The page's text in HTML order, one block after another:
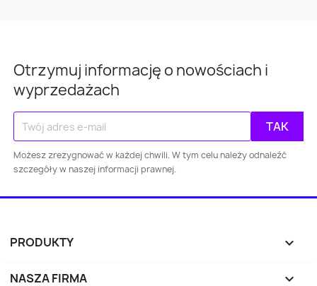
Warszawa
Gdańsk Bydgoszcz
Katowice Gdynia
Zabrze
Otrzymuj informację o nowościach i
wyprzedażach
Możesz zrezygnować w każdej chwili. W tym celu należy odnaleźć
szczegóły w naszej informacji prawnej.
PRODUKTY 
NASZA FIRMA 